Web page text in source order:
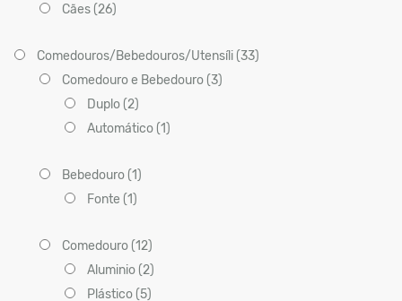
Cães (26)
Comedouros/Bebedouros/Utensíli (33)
Comedouro e Bebedouro (3)
Duplo (2)
Automático (1)
Bebedouro (1)
Fonte (1)
Comedouro (12)
Aluminio (2)
Plástico (5)